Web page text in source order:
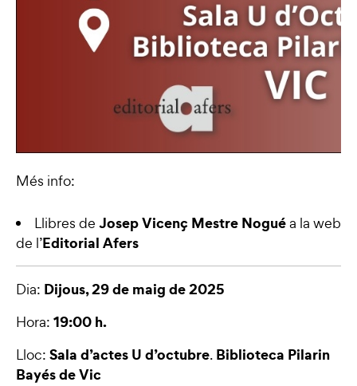
Més info:
Llibres de Josep Vicenç Mestre Noguéa la web
de l’Editorial Afers
Dia: Dijous, 29 de maig de 2025
Hora: 19:00 h.
Lloc: Sala d’actes U d’octubre. Biblioteca Pilarin
Bayés de Vic